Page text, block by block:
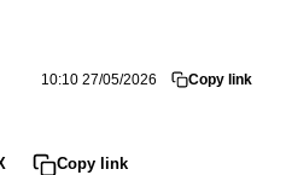
10:10 27/05/2026 Copy link
Copy link